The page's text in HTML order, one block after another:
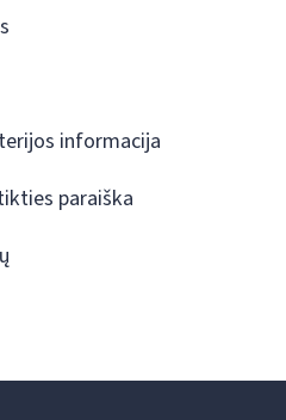
informacija
paraiška